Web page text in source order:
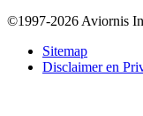
Bottom
©1997-2026 Aviornis
Sitemap
Disclaimer en